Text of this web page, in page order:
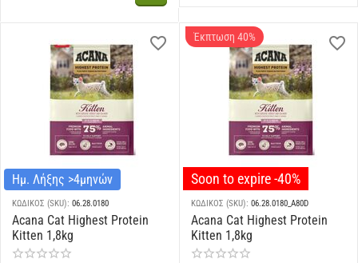
Ημ. Λήξης >4μηνών
ΚΩΔΙΚΟΣ (SKU): 06.28.0180
Acana Cat Highest Protein
Kitten 1,8kg
Έκπτωση 40%
Soon to expire -40%
ΚΩΔΙΚΟΣ (SKU): 06.28.0180_A80D
Acana Cat Highest Protein
Kitten 1,8kg